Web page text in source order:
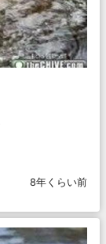
8年くらい前